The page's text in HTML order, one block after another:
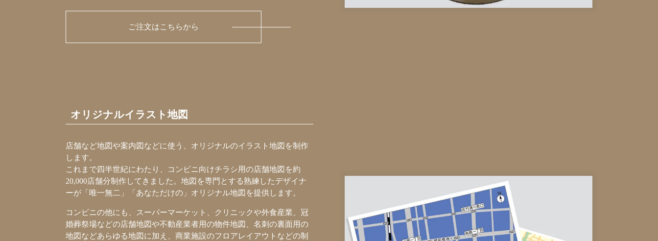
ご注文はこちらから
オリジナルイラスト地図
店舗など地図や案内図などに使う、オリジナルのイラスト地図を制作
します。
これまで四半世紀にわたり、コンビニ向けチラシ用の店舗地図を約
20,000店舗分制作してきました。地図を専門とする熟練したデザイナ
ーが「唯一無二」「あなただけの」オリジナル地図を提供します。
コンビニの他にも、スーパーマーケット、クリニックや外食産業、冠
婚葬祭場などの店舗地図や不動産業者用の物件地図、名刺の裏面用の
地図などあらゆる地図に加え、商業施設のフロアレイアウトなどの制